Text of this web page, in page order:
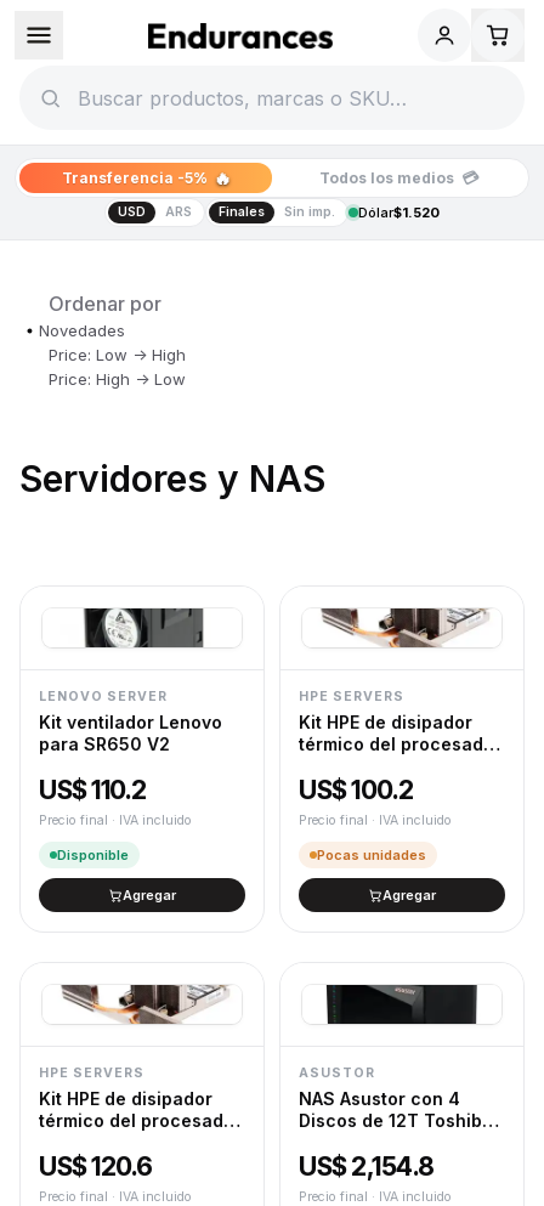
Transferencia -5% 🔥 Todos los medios 💳
USD ARS Finales Sin imp. Dólar$1.520
Ordenar por
Novedades
Price: Low -> High
Price: High -> Low
Servidores y NAS
LENOVO SERVER
Kit ventilador Lenovo
para SR650 V2
US$ 110.2
Precio final · IVA incluido
Disponible
Agregar
HPE SERVERS
Kit HPE de disipador
térmico del procesador
Proliant DL380 Gen11
US$ 100.2
Precio final · IVA incluido
Pocas unidades
Agregar
HPE SERVERS
Kit HPE de disipador
térmico del procesador
Proliant DL3X0 Gen11
US$ 120.6
Precio final · IVA incluido
ASUSTOR
NAS Asustor con 4
Discos de 12T Toshiba
4U12T
US$ 2,154.8
Precio final · IVA incluido